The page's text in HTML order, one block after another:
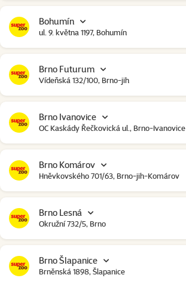
Bohumín
ul. 9. května 1197, Bohumín
Brno Futurum
Vídeňská 132/100, Brno-jih
Brno Ivanovice
OC Kaskády Řečkovická ul., Brno-Ivanovice
Brno Komárov
Hněvkovského 701/63, Brno-jih-Komárov
Brno Lesná
Okružní 732/5, Brno
Brno Šlapanice
Brněnská 1898, Šlapanice